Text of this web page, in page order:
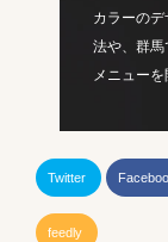
カラーの
法や、群
メニューを
Twitter
feedly